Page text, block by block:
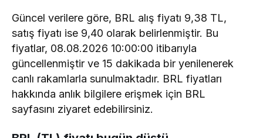
Güncel verilere göre, BRL alış fiyatı 9,38 TL,
satış fiyatı ise 9,40 olarak belirlenmiştir. Bu
fiyatlar, 08.08.2026 10:00:00 itibarıyla
güncellenmiştir ve 15 dakikada bir yenilenerek
canlı rakamlarla sunulmaktadır. BRL fiyatları
hakkında anlık bilgilere erişmek için BRL
sayfasını ziyaret edebilirsiniz.